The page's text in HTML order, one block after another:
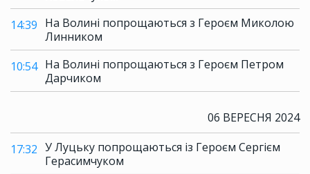
14:39 На Волині попрощаються з Героєм Миколою
Линником
10:54 На Волині попрощаються з Героєм Петром
Дарчиком
06 ВЕРЕСНЯ 2024
17:32 У Луцьку попрощаються із Героєм Сергієм
Герасимчуком